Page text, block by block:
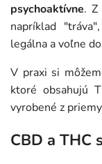
psychoaktívne. Z
napríklad
legálna a voľne
V praxi si
ktoré obsahujú
vyrobené z
CBD a THC